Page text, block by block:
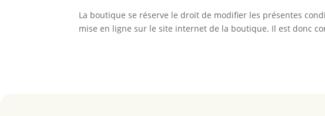
La boutique se réserve le droit de modifier les présentes
mise en ligne sur le site internet de la boutique. Il est donc